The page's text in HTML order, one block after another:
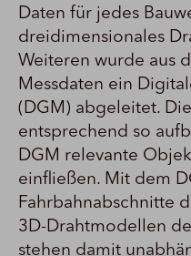
Daten für jedes
dreidimensionales
Weiteren wurde aus
Messdaten ein
(DGM) abgeleitet.
entsprechend so
DGM relevante
einfließen. Mit dem
Fahrbahnabschnitte
3D-Drahtmodellen
stehen damit